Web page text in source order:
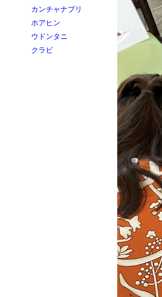
カンチャナブリ
ホアヒン
ウドンタニ
クラビ